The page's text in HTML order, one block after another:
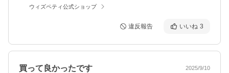
ウィズペティ公式ショップ
違反報告 いいね 3
買って良かったです 2025/9/10